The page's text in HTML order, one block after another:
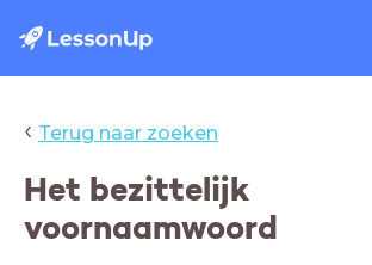
‹ Terug naar zoeken
Het bezittelijk
voornaamwoord